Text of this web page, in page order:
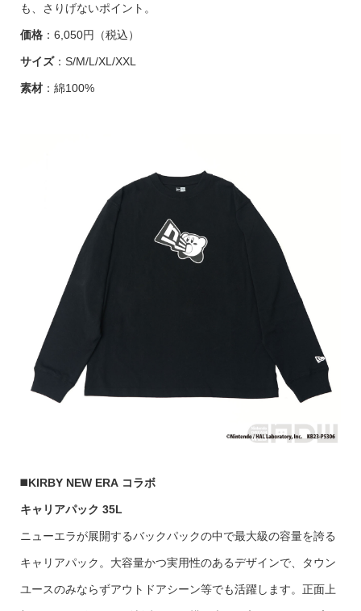
も、さりげないポイント。
価格：6,050円（税込）
サイズ：S/M/L/XL/XXL
素材：綿100%
◼️KIRBY NEW ERA コラボ
キャリアパック 35L
ニューエラが展開するバックパックの中で最大級の容量を誇る
キャリアパック。大容量かつ実用性のあるデザインで、タウン
ユースのみならずアウトドアシーン等でも活躍します。正面上